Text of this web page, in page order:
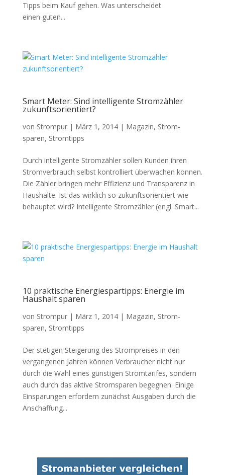
Tipps beim Kauf gehen. Was unterscheidet
einen guten...
Smart Meter: Sind intelligente Stromzähler
zukunftsorientiert?
von Strompur| März 1, 2014| Magazin, Strom-
sparen, Stromtipps
Durch intelligente Stromzähler sollen Kunden ihren
Stromverbrauch selbst kontrolliert überwachen können.
Die Zähler bringen mehr Effizienz und Transparenz in
Haushalte. Ist das wirklich so zukunftsorientiert wie
behauptet wird? Intelligente Stromzähler (engl. Smart...
10 praktische Energiespartipps: Energie im
Haushalt sparen
von Strompur| März 1, 2014| Magazin, Strom-
sparen, Stromtipps
Der stetigen Steigerung des Strompreises in den
vergangenen Jahren können Verbraucher nicht nur
durch die Wahl eines günstigen Stromtarifes, sondern
auch durch das aktive Stromsparen begegnen. Einige
Einsparungen erfordern zunächst Ausgaben durch die
Anschaffung...